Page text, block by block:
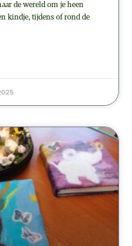
de wereld om je heen
kindje, tijdens of rond de